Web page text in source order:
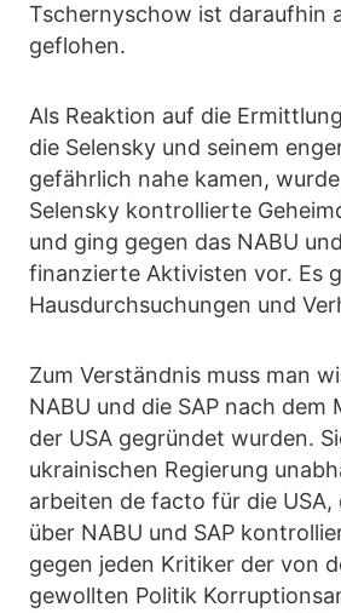
Tschernyschow ist daraufhin
geflohen.
Als Reaktion auf die
die Selensky und seinem
gefährlich nahe kamen,
Selensky kontrollierte
und ging gegen das NABU
finanzierte Aktivisten vor. Es
Hausdurchsuchungen und
Zum Verständnis muss man
NABU und die SAP nach dem
der USA gegründet wurden.
ukrainischen Regierung
arbeiten de facto für die USA,
über NABU und SAP
gegen jeden Kritiker der von
gewollten Politik